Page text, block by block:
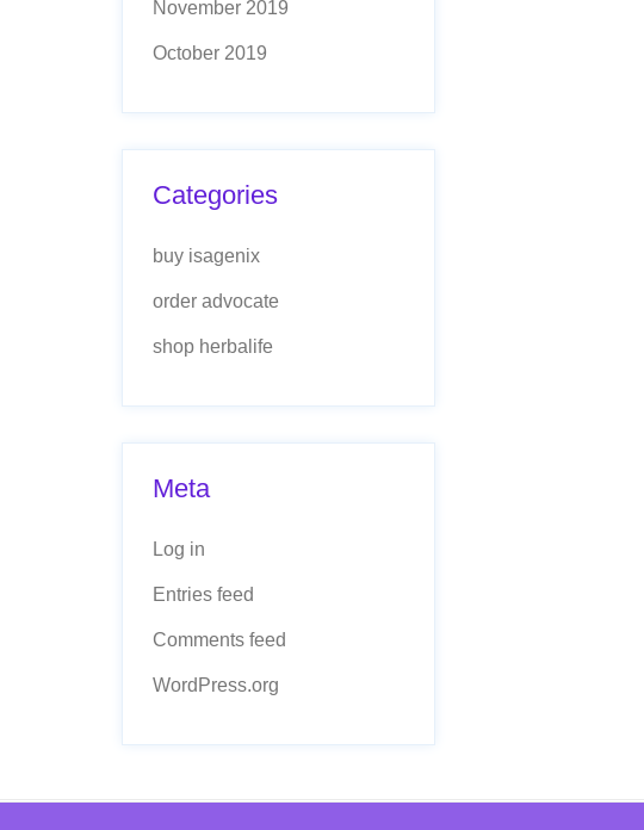
November 2019
October 2019
Categories
buy isagenix
order advocate
shop herbalife
Meta
Log in
Entries feed
Comments feed
WordPress.org